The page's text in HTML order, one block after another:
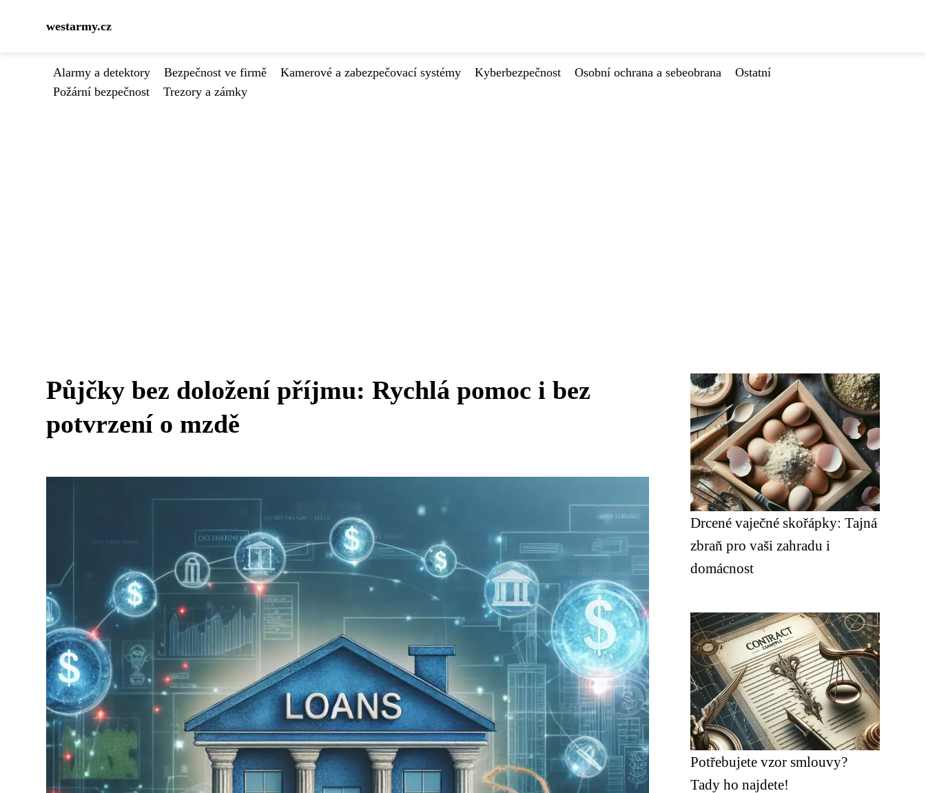
westarmy.cz
Alarmy a detektory Bezpečnost ve firmě Kamerové a zabezpečovací systémy Kyberbezpečnost Osobní ochrana a sebeobrana
Ostatní
Požární bezpečnost
Trezory a zámky
Půjčky bez doložení příjmu: Rychlá pomoc i bez
potvrzení o mzdě
Drcené vaječné skořápky: Tajná
zbraň pro vaši zahradu i
domácnost
Potřebujete vzor smlouvy?
Tady ho najdete!